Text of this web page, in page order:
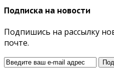
Подписка на новости
Подпишись на рассылку
почте.